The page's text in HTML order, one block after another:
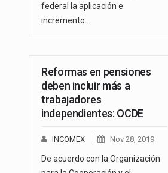
federal la aplicación e
incremento…
Reformas en pensiones
deben incluir más a
trabajadores
independientes: OCDE
INCOMEX Nov 28, 2019
De acuerdo con la Organización